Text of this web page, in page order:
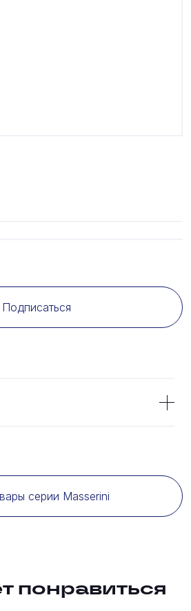
Подписаться
серии Masserini
понравиться